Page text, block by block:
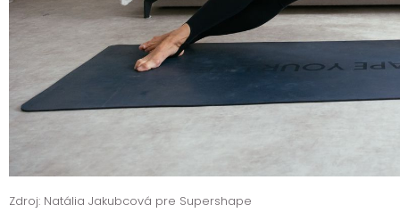
Zdroj: Natália Jakubcová pre Supershape